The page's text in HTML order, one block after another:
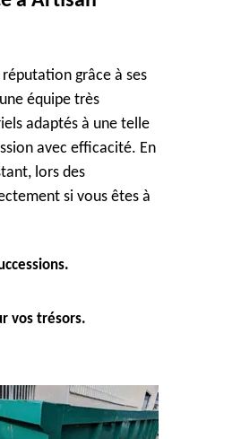
grâce à ses
équipe très
adaptés à une telle
avec efficacité. En
lors des
si vous êtes à
vos trésors.